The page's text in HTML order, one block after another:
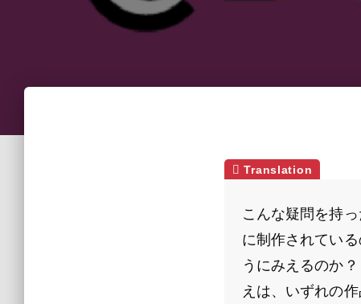
こんな疑問を持
に制作されてい
うにみえるのか
えは、いずれの